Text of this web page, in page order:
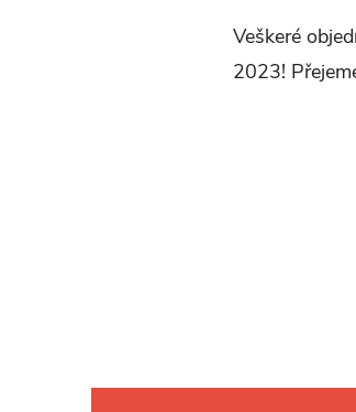
Veškeré
2023!